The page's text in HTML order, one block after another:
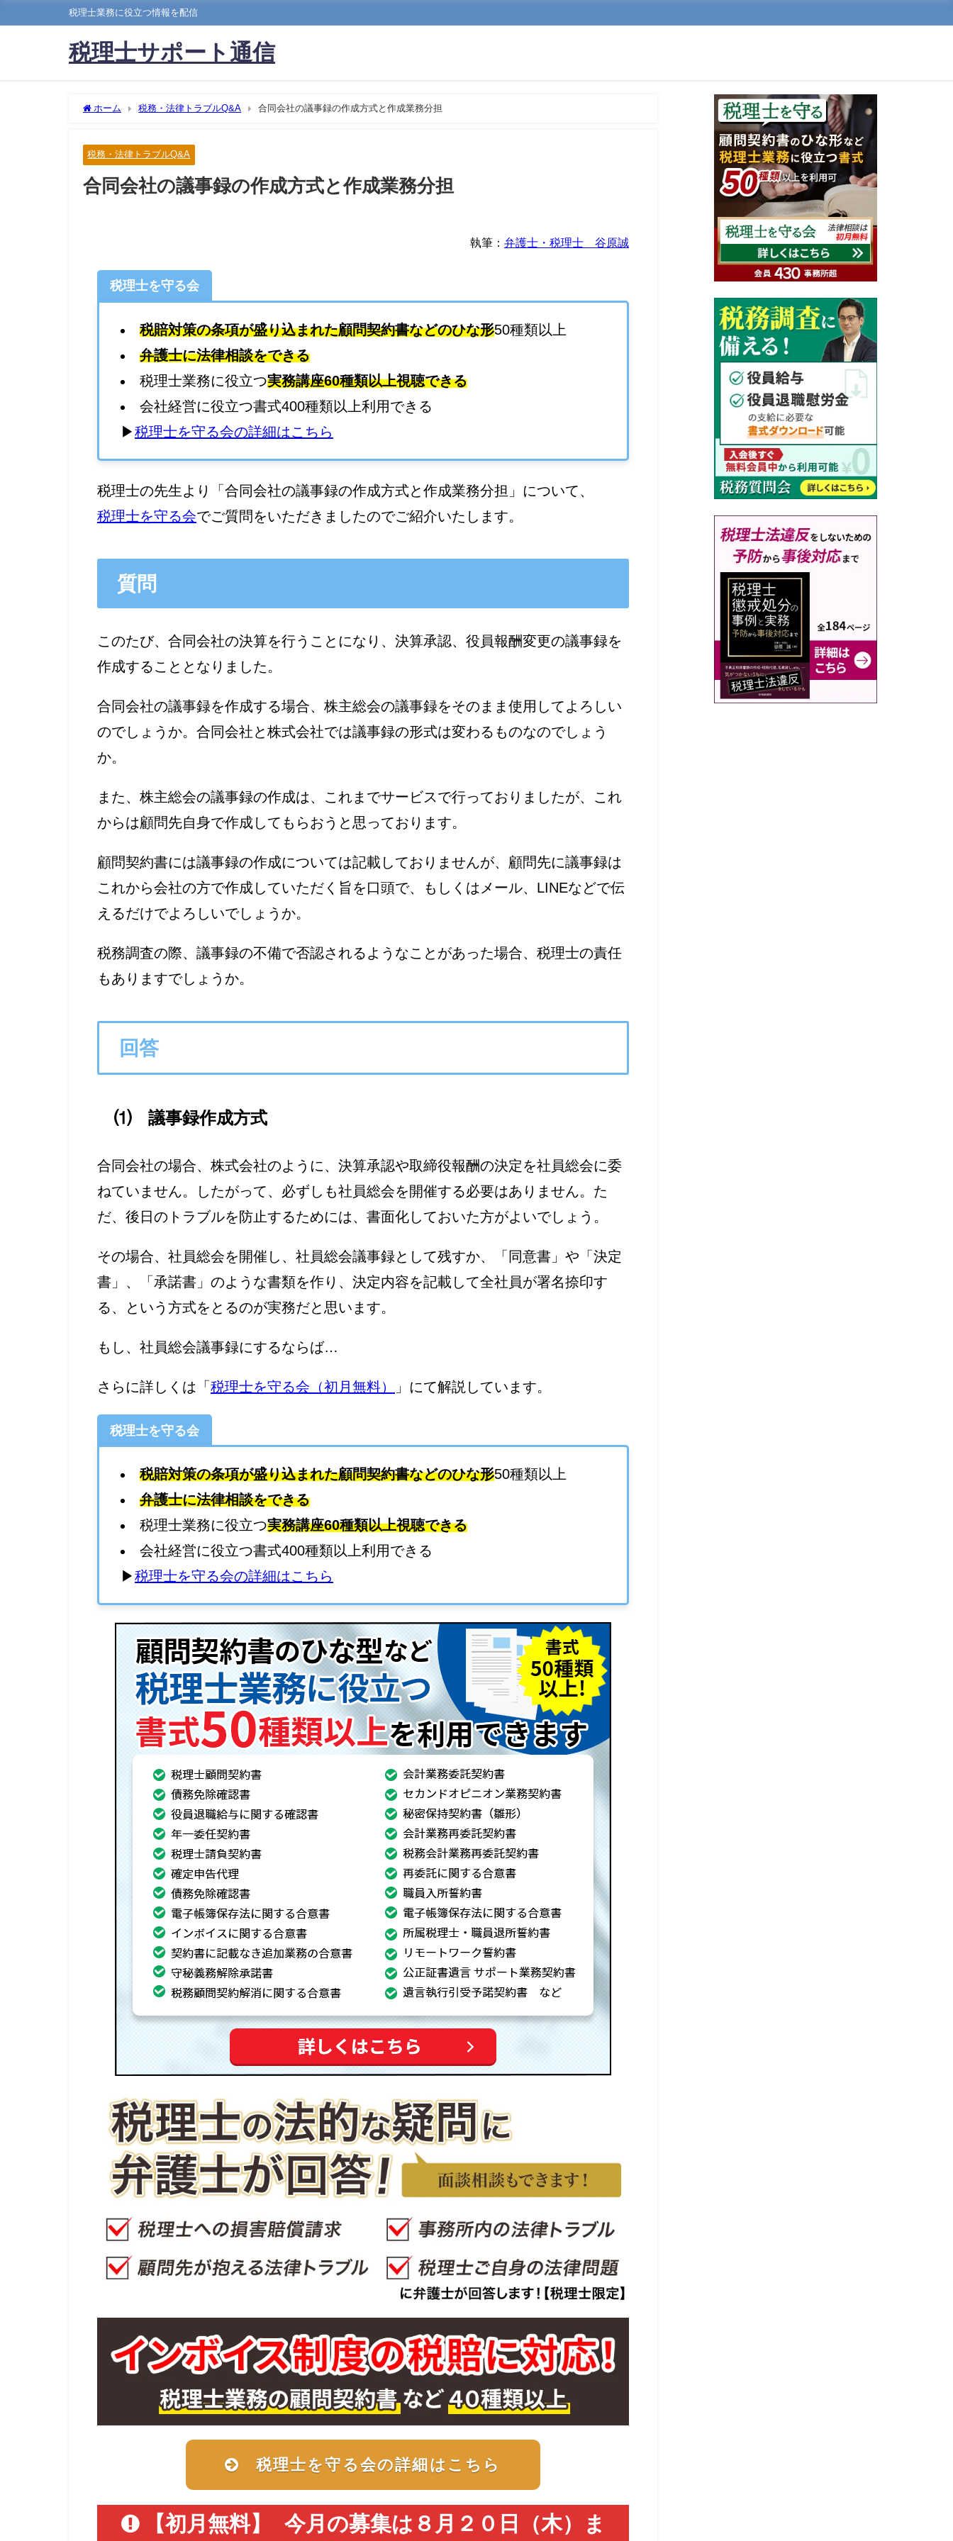
税理士業務に役立つ情報を配信
税理士サポート通信
ホーム 税務・法律トラブルQ&A 合同会社の議事録の作成方式と作成業務分担
税務・法律トラブルQ&A
合同会社の議事録の作成方式と作成業務分担
執筆： 弁護士・税理士 谷原誠
税理士を守る会
税賠対策の条項が盛り込まれた顧問契約書などのひな形50種類以上
弁護士に法律相談をできる
税理士業務に役立つ実務講座60種類以上視聴できる
会社経営に役立つ書式400種類以上利用できる
▶ 税理士を守る会の詳細はこちら
税理士の先生より「合同会社の議事録の作成方式と作成業務分担」について、
税理士を守る会でご質問をいただきましたのでご紹介いたします。
質問
このたび、合同会社の決算を行うことになり、決算承認、役員報酬変更の議事録を
作成することとなりました。
合同会社の議事録を作成する場合、株主総会の議事録をそのまま使用してよろしい
のでしょうか。合同会社と株式会社では議事録の形式は変わるものなのでしょう
か。
また、株主総会の議事録の作成は、これまでサービスで行っておりましたが、これ
からは顧問先自身で作成してもらおうと思っております。
顧問契約書には議事録の作成については記載しておりませんが、顧問先に議事録は
これから会社の方で作成していただく旨を口頭で、もしくはメール、LINEなどで伝
えるだけでよろしいでしょうか。
税務調査の際、議事録の不備で否認されるようなことがあった場合、税理士の責任
もありますでしょうか。
回答
⑴ 議事録作成方式
合同会社の場合、株式会社のように、決算承認や取締役報酬の決定を社員総会に委
ねていません。したがって、必ずしも社員総会を開催する必要はありません。た
だ、後日のトラブルを防止するためには、書面化しておいた方がよいでしょう。
その場合、社員総会を開催し、社員総会議事録として残すか、「同意書」や「決定
書」、「承諾書」のような書類を作り、決定内容を記載して全社員が署名捺印す
る、という方式をとるのが実務だと思います。
もし、社員総会議事録にするならば…
さらに詳しくは「 税理士を守る会（初月無料） 」にて解説しています。
税理士を守る会
税賠対策の条項が盛り込まれた顧問契約書などのひな形50種類以上
弁護士に法律相談をできる
税理士業務に役立つ実務講座60種類以上視聴できる
会社経営に役立つ書式400種類以上利用できる
▶ 税理士を守る会の詳細はこちら
税理士を守る会の詳細はこちら
【初月無料】 今月の募集は ８ 月２０日（木）ま